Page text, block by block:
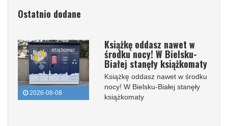
Ostatnio dodane
2026-08-08
Książkę oddasz nawet w
środku nocy! W Bielsku-
Białej stanęły książkomaty
Książkę oddasz nawet w środku
nocy! W Bielsku-Białej stanęły
książkomaty